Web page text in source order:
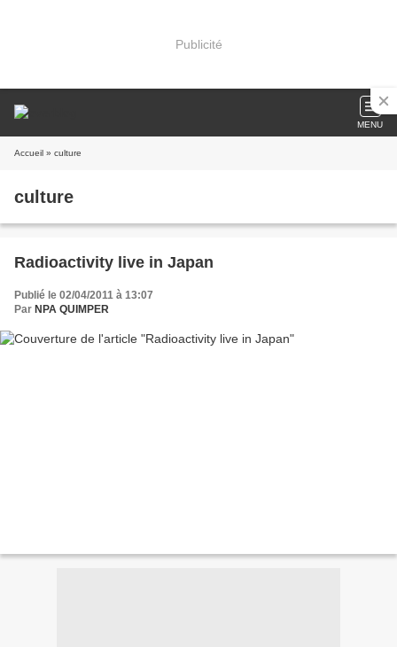
Publicité
MENU
Accueil » culture
culture
Radioactivity live in Japan
Publié le 02/04/2011 à 13:07
Par NPA QUIMPER